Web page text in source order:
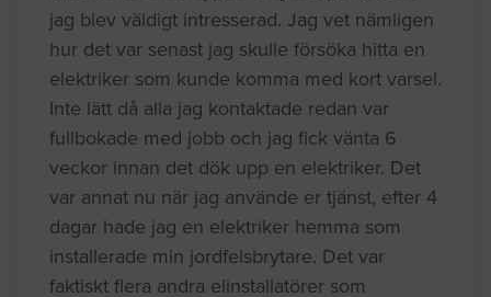
jag blev väldigt intresserad. Jag vet nämligen
hur det var senast jag skulle försöka hitta en
elektriker som kunde komma med kort varsel.
Inte lätt då alla jag kontaktade redan var
fullbokade med jobb och jag fick vänta 6
veckor innan det dök upp en elektriker. Det
var annat nu när jag använde er tjänst, efter 4
dagar hade jag en elektriker hemma som
installerade min jordfelsbrytare. Det var
faktiskt flera andra elinstallatörer som